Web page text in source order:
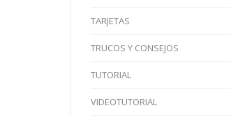
TARJETAS
TRUCOS Y CONSEJOS
TUTORIAL
VIDEOTUTORIAL